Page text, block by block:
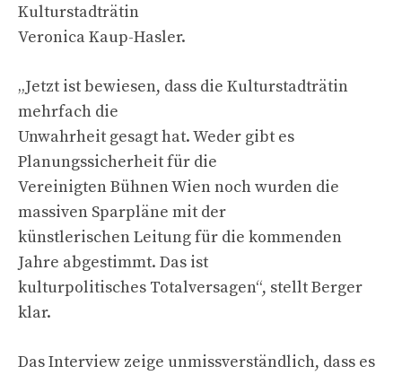
Kulturstadträtin
Veronica Kaup-Hasler.
„Jetzt ist bewiesen, dass die Kulturstadträtin
mehrfach die
Unwahrheit gesagt hat. Weder gibt es
Planungssicherheit für die
Vereinigten Bühnen Wien noch wurden die
massiven Sparpläne mit der
künstlerischen Leitung für die kommenden
Jahre abgestimmt. Das ist
kulturpolitisches Totalversagen“, stellt Berger
klar.
Das Interview zeige unmissverständlich, dass es